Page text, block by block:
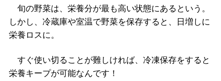
旬の野菜は、栄養分が最も高い状態にあるという。
しかし、冷蔵庫や室温で野菜を保存すると、日増しに
栄養ロスに。
すぐ使い切ることが難しければ、冷凍保存をすると
栄養キープが可能なんです！